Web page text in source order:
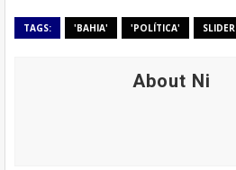
TAGS: 'BAHIA' 'POLÍTICA' SLIDER
About Ni